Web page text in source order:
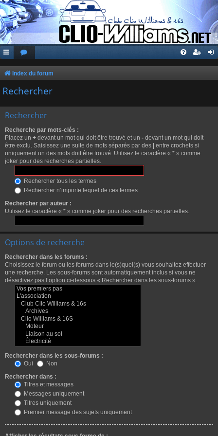
Index du forum
Rechercher
Rechercher
Recherche par mots-clés :
Placez un + devant un mot qui doit être trouvé et un - devant un mot qui doit
être exclu. Saisissez une suite de mots séparés par des | entre crochets si
uniquement un des mots doit être trouvé. Utilisez le caractère « * » comme
joker pour des recherches partielles.
Rechercher tous les termes
Rechercher n’importe lequel de ces termes
Rechercher par auteur :
Utilisez le caractère « * » comme joker pour des recherches partielles.
Options de recherche
Rechercher dans les forums :
Choisissez le forum ou les forums dans le(s)quel(s) vous souhaitez effectuer
une recherche. Les sous-forums sont automatiquement inclus si vous ne
désactivez pas l’option ci-dessous « Rechercher dans les sous-forums ».
Rechercher dans les sous-forums :
Oui
Non
Rechercher dans :
Titres et messages
Messages uniquement
Titres uniquement
Premier message des sujets uniquement